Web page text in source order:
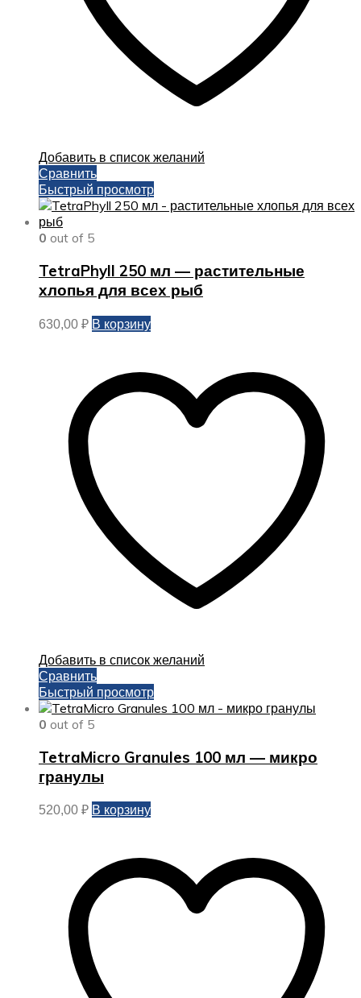
Добавить в список желаний
Сравнить
Быстрый просмотр
0 out of 5
TetraPhyll 250 мл — растительные
хлопья для всех рыб
630,00 ₽ В корзину
Добавить в список желаний
Сравнить
Быстрый просмотр
0 out of 5
TetraMicro Granules 100 мл — микро
гранулы
520,00 ₽ В корзину